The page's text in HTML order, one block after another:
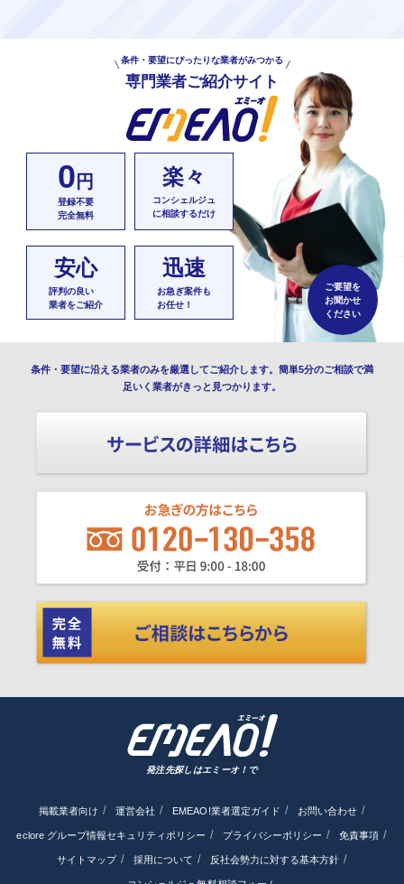
条件・要望にぴったりな業者がみつかる
専門業者ご紹介サイト
0 円
登録不要
完全無料
楽々
コンシェルジュ
に相談するだけ
安心
評判の良い
業者をご紹介
迅速
お急ぎ案件も
お任せ！
ご要望を
お聞かせ
ください
条件・要望に沿える業者のみを厳選してご紹介します。簡単5分のご相談で満
足いく業者がきっと見つかります。
発注先探しはエミーオ！で
掲載業者向け 運営会社 EMEAO!業者選定ガイド お問い合わせ
eclore グループ情報セキュリティポリシー プライバシーポリシー 免責事項
サイトマップ 採用について 反社会勢力に対する基本方針